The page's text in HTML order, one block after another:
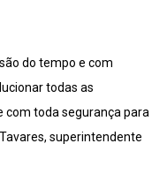
do tempo e com
todas as
com toda segurança para
superintendente